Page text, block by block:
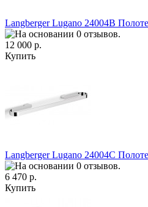
Langberger Lugano 24004В
12 000 р.
Купить
Langberger Lugano 24004C
6 470 р.
Купить